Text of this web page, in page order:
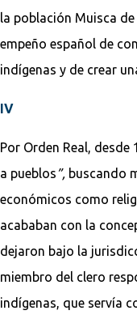
la población Muisca
empeño español de
indígenas y de crear
IV
Por Orden Real,
a pueblos”, buscando
económicos como
acababan con la
dejaron bajo la
miembro del clero
indígenas, que servía